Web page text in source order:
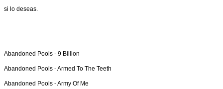
si lo deseas.
Abandoned Pools - 9 Billion
Abandoned Pools -Armed To The Teeth
Abandoned Pools -Army Of Me